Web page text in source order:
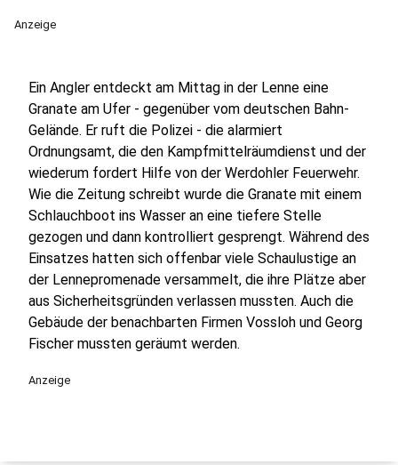
Anzeige
Ein Angler entdeckt am Mittag in der Lenne eine
Granate am Ufer - gegenüber vom deutschen Bahn-
Gelände. Er ruft die Polizei - die alarmiert
Ordnungsamt, die den Kampfmittelräumdienst und der
wiederum fordert Hilfe von der Werdohler Feuerwehr.
Wie die Zeitung schreibt wurde die Granate mit einem
Schlauchboot ins Wasser an eine tiefere Stelle
gezogen und dann kontrolliert gesprengt. Während des
Einsatzes hatten sich offenbar viele Schaulustige an
der Lennepromenade versammelt, die ihre Plätze aber
aus Sicherheitsgründen verlassen mussten. Auch die
Gebäude der benachbarten Firmen Vossloh und Georg
Fischer mussten geräumt werden.
Anzeige